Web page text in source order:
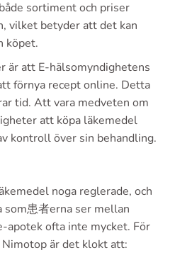
sortiment och priser
vilket betyder att det kan
köpet.
är att E-hälsomyndighetens
förnya recept online. Detta
tid. Att vara medveten om
att köpa läkemedel
kontroll över sin behandling.
noga reglerade, och
患者erna ser mellan
apotek ofta inte mycket. För
är det klokt att: